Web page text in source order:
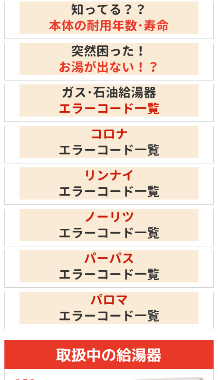
知ってる？？
本体の耐用年数･寿命
突然困った！
お湯が出ない！？
ガス･石油給湯器
エラーコード一覧
コロナ
エラーコード一覧
リンナイ
エラーコード一覧
ノーリツ
エラーコード一覧
パーパス
エラーコード一覧
パロマ
エラーコード一覧
取扱中の給湯器